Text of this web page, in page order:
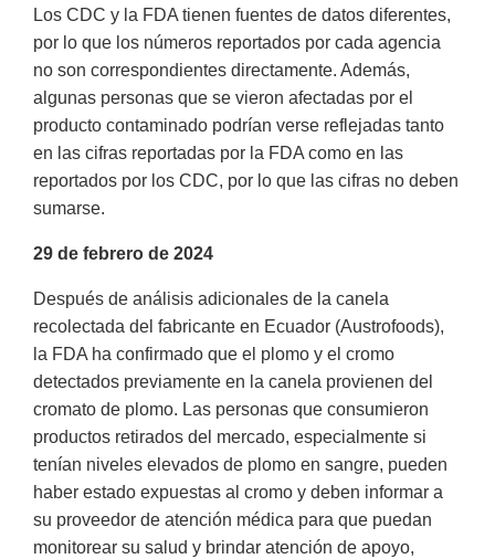
Los CDC y la FDA tienen fuentes de datos diferentes,
por lo que los números reportados por cada agencia
no son correspondientes directamente. Además,
algunas personas que se vieron afectadas por el
producto contaminado podrían verse reflejadas tanto
en las cifras reportadas por la FDA como en las
reportados por los CDC, por lo que las cifras no deben
sumarse.
29 de febrero de 2024
Después de análisis adicionales de la canela
recolectada del fabricante en Ecuador (Austrofoods),
la FDA ha confirmado que el plomo y el cromo
detectados previamente en la canela provienen del
cromato de plomo. Las personas que consumieron
productos retirados del mercado, especialmente si
tenían niveles elevados de plomo en sangre, pueden
haber estado expuestas al cromo y deben informar a
su proveedor de atención médica para que puedan
monitorear su salud y brindar atención de apoyo,